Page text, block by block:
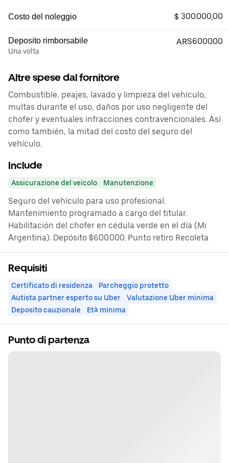
Costo del noleggio $ 300.000,00
Deposito rimborsabile
Una volta
ARS600000
Altre spese dal fornitore
Combustible, peajes, lavado y limpieza del vehículo,
multas durante el uso, daños por uso negligente del
chofer y eventuales infracciones contravencionales. Así
como también, la mitad del costo del seguro del
vehículo.
Include
Assicurazione del veicolo Manutenzione
Seguro del vehículo para uso profesional.
Mantenimiento programado a cargo del titular.
Habilitación del chofer en cédula verde en el día (Mi
Argentina). Depósito $600.000. Punto retiro Recoleta
Requisiti
Certificato di residenza
Parcheggio protetto
Autista partner esperto su Uber
Valutazione Uber minima
Deposito cauzionale
Età minima
Punto di partenza